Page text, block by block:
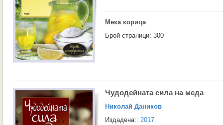
Мека корица
Брой страници: 300
Чудодейната сила на меда
Николай Даников
Издадена:: 2017